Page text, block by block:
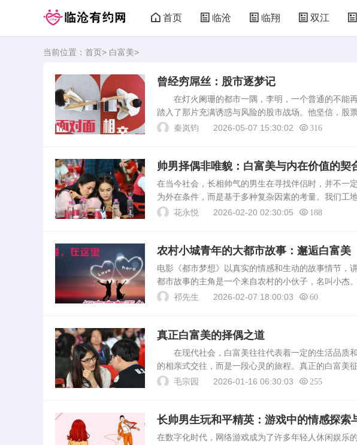
首页 临沧 临翔 双江
当前位置： 首页> 白富美>
曾经穷屌丝：股市逐梦记
在灯火阑珊的都市一隅，李明，一个普通的不能再
踏入了那片充满诱惑与风险的股市战场。他坚信，股
娶“白富美”的唯一机会。#初入股市：梦想启航2015
秦岚钧 2026-05-07 15:30:02 316
帅男择偶非唯貌：白富美与内在价值的契
在当今社会，长相帅气的男生在寻找伴侣时，并不一
为外在条件，而是基于多种复杂因素的考量。我们工
应成为衡量一个人生活品质和幸福感的唯一标准。价
花永悦 2026-02-20 02:30:05 188
农村小城青年的大都市故事：邂逅白富美
电影《都市梦想》以真实的情感和生动的故事情节，
都市故事的主角是一个来自农村的小伙子，名叫小杰
想。当他在村里得知大城市的繁华和机会后，决定背
祁先生 2026-02-07 18:00:03 60
真正白富美的择偶之道
在现代社会，白富美往往代表着一定的生活品质
的相亲式交往，而是一段心灵的旅程。真正的白富美
找一个能够与之共度人生的良人。本文将深入探讨真
毛宗园 2026-01-16 06:30:03 255
长帅男生玩和平精英：游戏中的情感探索
在数字化时代，网络游戏成为了许多年轻人休闲娱乐